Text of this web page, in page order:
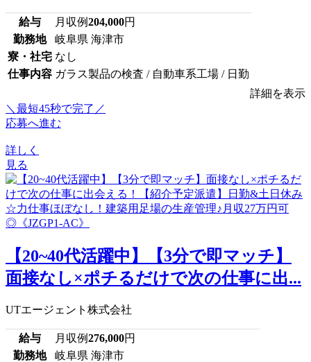
給与 月収例204,000円
勤務地
岐阜県 海津市
寮・社宅 なし
仕事内容 ガラス製品の検査 / 自動車系工場 / 日勤
詳細を表示
＼最短45秒で完了／
応募へ進む
詳しく
見る
【20~40代活躍中】【3分で即マッチ】
面接なし×ポチるだけで次の仕事に出...
UTエージェント株式会社
給与 月収例276,000円
勤務地
岐阜県 海津市